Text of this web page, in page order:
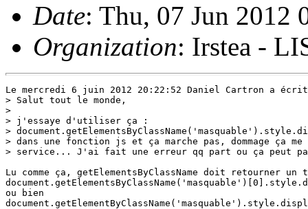
Date: Thu, 07 Jun 2012
Organization: Irstea -
Le mercredi 6 juin 2012 20:22:52 Daniel Cartron a
> Salut tout le monde,
>
> j'essaye d'utiliser ça :
>
> dans une fonction js et ça marche pas, dommage ça
> service... J'ai fait une erreur qq part ou ça peut
Lu comme ça, getElementsByClassName doit retourner
ou bien